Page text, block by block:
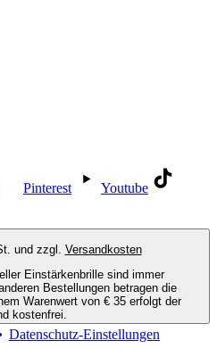
Pinterest Youtube
und zzgl. Versandkosten
Einstärkenbrille sind immer
Bestellungen betragen die
Warenwert von € 35 erfolgt der
kostenfrei.
Datenschutz-Einstellungen